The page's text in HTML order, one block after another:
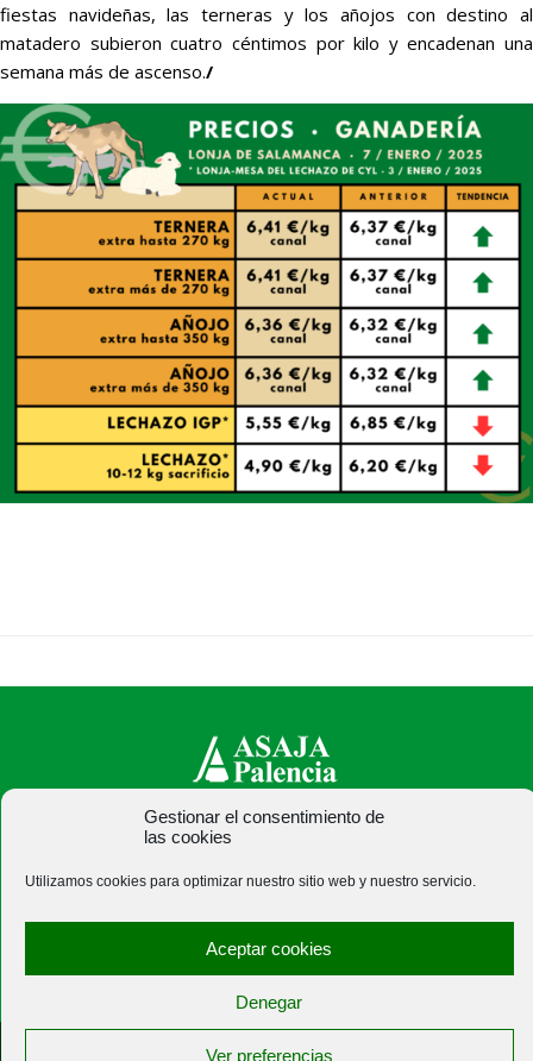
Gestionar el consentimiento de
las cookies
Utilizamos cookies para optimizar nuestro sitio web y nuestro servicio.
Aceptar cookies
Denegar
Ver preferencias
fiestas navideñas, las terneras y los añojos con destino al
matadero subieron cuatro céntimos por kilo y encadenan una
semana más de ascenso./
ASAJA Palencia - Jóvenes Agricultores
España · Tel.: +34 979 752 344 ·
asajapalencia@asajapalencia.com
© Aviso Legal | Xolido